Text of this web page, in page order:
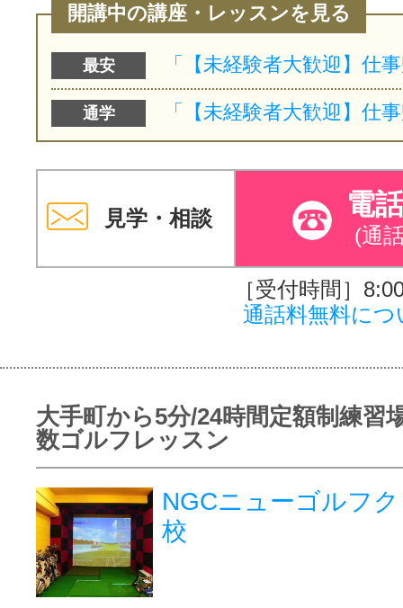
開講中の講座・レッスンを見る
最安
通学
見学・相談 電
(通
［受付時間］
通話料無料につ
大手町から5分/24時間定額制練習
数ゴルフレッスン
NGCニューゴルフ
校